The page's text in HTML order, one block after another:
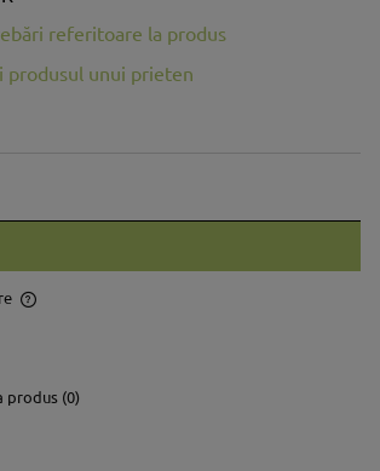
referitoare la produs
produsul unui prieten
eventualele costuri aferente plăților
produs (0)